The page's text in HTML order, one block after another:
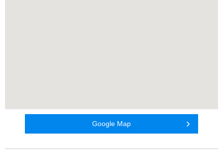
Google Map